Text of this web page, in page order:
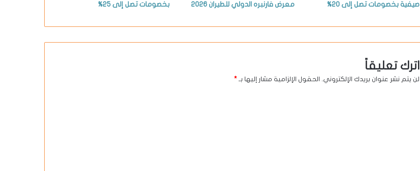
بخصومات تصل إلى 25%
معرض فارنبره الدولي للطيران 2026
صيفية بخصومات تصل إلى 20%
اترك تعليقاً
لن يتم نشر عنوان بريدك الإلكتروني. الحقول الإلزامية مشار إليها بـ *